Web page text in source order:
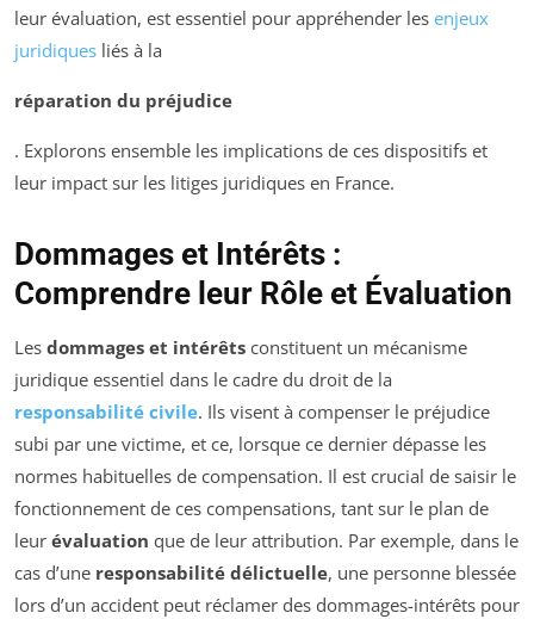
leur évaluation, est essentiel pour appréhender les enjeux
juridiques liés à la
réparation du préjudice
. Explorons ensemble les implications de ces dispositifs et
leur impact sur les litiges juridiques en France.
Dommages et Intérêts :
Comprendre leur Rôle et Évaluation
Les dommages et intérêts constituent un mécanisme
juridique essentiel dans le cadre du droit de la
responsabilité civile. Ils visent à compenser le préjudice
subi par une victime, et ce, lorsque ce dernier dépasse les
normes habituelles de compensation. Il est crucial de saisir le
fonctionnement de ces compensations, tant sur le plan de
leur évaluation que de leur attribution. Par exemple, dans le
cas d’une responsabilité délictuelle, une personne blessée
lors d’un accident peut réclamer des dommages-intérêts pour